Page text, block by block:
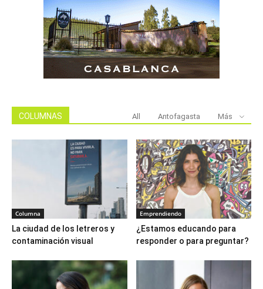
COLUMNAS All Antofagasta Más
Columna
La ciudad de los letreros y
contaminación visual
Emprendiendo
¿Estamos educando para
responder o para preguntar?